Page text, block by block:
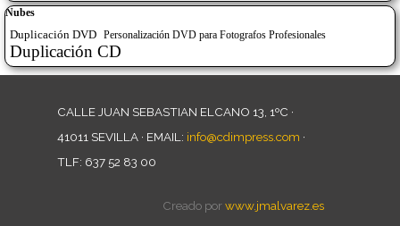
Saltar el bloque Nubes
Nubes
Duplicación DVD
Personalización DVD para Fotografos Profesionales
Duplicación CD
Creado porwww.jmalvarez.es
CALLE JUAN SEBASTIAN ELCANO 13, 1ºC ·
41011 SEVILLA · EMAIL: info@cdimpress.com ·
TLF: 637 52 83 00